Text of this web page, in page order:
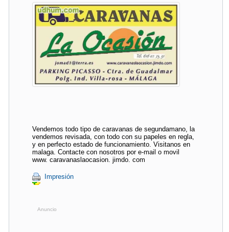
Vendemos todo tipo de caravanas de segundamano, la
vendemos revisada, con todo con su papeles en regla,
y en perfecto estado de funcionamiento. Visitanos en
malaga. Contacte con nosotros por e-mail o movil
www. caravanaslaocasion. jimdo. com
Impresión
Anuncio